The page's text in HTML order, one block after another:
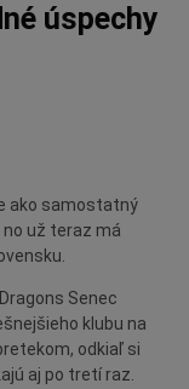
úspechy
ako samostatný
no už teraz má
Senec
klubu na
odkiaľ si
aj po tretí raz.